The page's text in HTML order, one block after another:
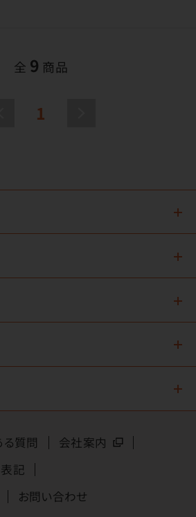
全 9 商品
1
る質問
会社案内
記
お問い合わせ